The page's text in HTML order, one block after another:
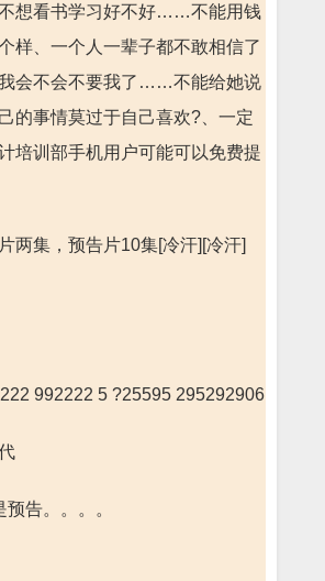
想看书学习好不好……不能用钱
样、一个人一辈子都不敢相信了
会不会不要我了……不能给她说
的事情莫过于自己喜欢?、一定
培训部手机用户可能可以免费提
两集，预告片10集[冷汗][冷汗]
992222 5 ?25595 295292906
告。。。。